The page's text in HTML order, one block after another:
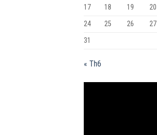
17
18 19 20
24
25 26 27
31
« Th6